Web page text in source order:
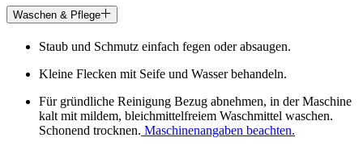
Waschen & Pflege
Staub und Schmutz einfach fegen oder absaugen.
Kleine Flecken mit Seife und Wasser behandeln.
Für gründliche Reinigung Bezug abnehmen, in der Maschine
kalt mit mildem, bleichmittelfreiem Waschmittel waschen.
Schonend trocknen. Maschinenangaben beachten.